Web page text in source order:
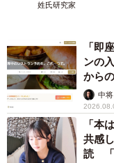
姓氏研究家
「即
ンの
から
中将
「本
共感
読 「